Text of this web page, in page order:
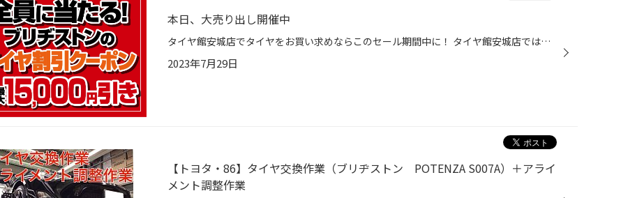
本日、大売り出し開催中
タイヤ館安城店でタイヤをお買い求めならこのセール期間中に！ タイヤ館安城店では現在、「プレミアムタイヤセール」が開催中です。2023年8月6日まで、ブリヂストンタイヤが4本ご購入で最大15,000円引きというキャンペーンを実施中。タイヤは今が買いです。 お盆休みにクルマでお出掛けご予定のみな...
2023年7月29日
【トヨタ・86】タイヤ交換作業（ブリヂストン POTENZA S007A）＋アライ
メント調整作業